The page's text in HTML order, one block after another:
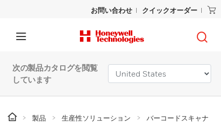
お問い合わせ クイックオーダー
次の製品カタログを閲覧
しています
製品 生産性ソリューション
バーコードスキャナ